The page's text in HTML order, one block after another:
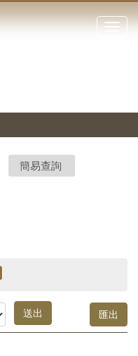
點
閉
站
停、
圖
圖
結
簡易查詢